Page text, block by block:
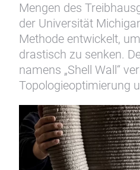
Mengen des
der Universität
Methode entwickelt,
drastisch zu senken.
namens „Shell Wall“
Topologieoptimierung